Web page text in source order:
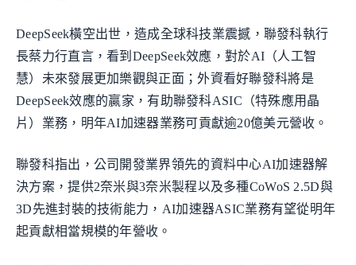
DeepSeek橫空出世，造成全球科技業震撼，聯發科執行
長蔡力行直言，看到DeepSeek效應，對於AI（人工智
慧）未來發展更加樂觀與正面；外資看好聯發科將是
DeepSeek效應的贏家，有助聯發科ASIC（特殊應用晶
片）業務，明年AI加速器業務可貢獻逾20億美元營收。
聯發科指出，公司開發業界領先的資料中心AI加速器解
決方案，提供2奈米與3奈米製程以及多種CoWoS 2.5D與
3D先進封裝的技術能力，AI加速器ASIC業務有望從明年
起貢獻相當規模的年營收。